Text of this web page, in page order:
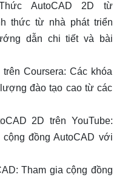
AutoCAD 2D từ
thức từ nhà phát triển
dẫn chi tiết và bài
Coursera: Các khóa
đào tạo cao từ các
2D trên YouTube:
đồng AutoCAD với
Tham gia cộng đồng